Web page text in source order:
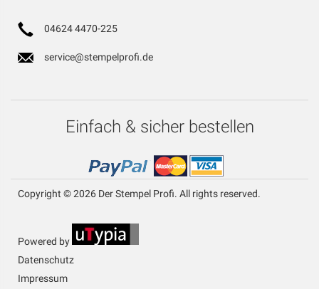
04624 4470-225
service@stempelprofi.de
Einfach & sicher bestellen
Copyright © 2026 Der Stempel Profi. All rights reserved.
Powered by
Datenschutz
Impressum